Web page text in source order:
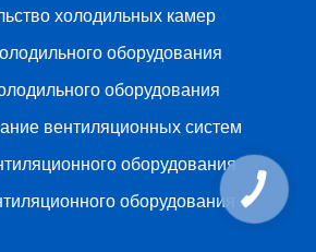
холодильных камер
оборудования
оборудования
вентиляционных систем
оборудования
оборудования